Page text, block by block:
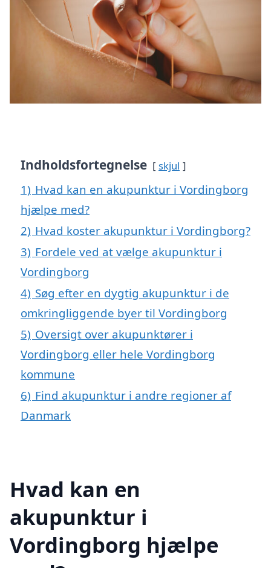
Indholdsfortegnelse skjul
1) Hvad kan en akupunktur i Vordingborg
hjælpe med?
2) Hvad koster akupunktur i Vordingborg?
3) Fordele ved at vælge akupunktur i
Vordingborg
4) Søg efter en dygtig akupunktur i de
omkringliggende byer til Vordingborg
5) Oversigt over akupunktører i
Vordingborg eller hele Vordingborg
kommune
6) Find akupunktur i andre regioner af
Danmark
Hvad kan en
akupunktur i
Vordingborg hjælpe